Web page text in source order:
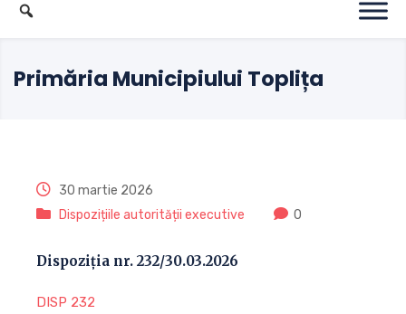
Primăria Municipiului Toplița
30 martie 2026
Dispozițiile autorității executive
0
Dispoziția nr. 232/30.03.2026
DISP 232